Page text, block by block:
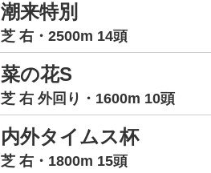
潮来特別
芝 右・2500m 14頭
菜の花S
芝 右 外回り・1600m 10頭
内外タイムス杯
芝 右・1800m 15頭